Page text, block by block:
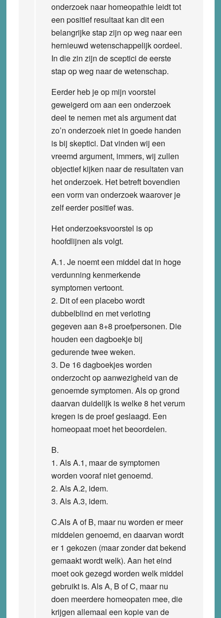
onderzoek naar homeopathie leidt tot
een positief resultaat kan dit een
belangrijke stap zijn op weg naar een
hernieuwd wetenschappelijk oordeel.
In die zin zijn de sceptici de eerste
stap op weg naar de wetenschap.
Eerder heb je op mijn voorstel
geweigerd om aan een onderzoek
deel te nemen met als argument dat
zo’n onderzoek niet in goede handen
is bij skeptici. Dat vinden wij een
vreemd argument, immers, wij zullen
objectief kijken naar de resultaten van
het onderzoek. Het betreft bovendien
een vorm van onderzoek waarover je
zelf eerder positief was.
Het onderzoeksvoorstel is op
hoofdlijnen als volgt.
A.1. Je noemt een middel dat in hoge
verdunning kenmerkende
symptomen vertoont.
2. Dit of een placebo wordt
dubbelblind en met verloting
gegeven aan 8+8 proefpersonen. Die
houden een dagboekje bij
gedurende twee weken.
3. De 16 dagboekjes worden
onderzocht op aanwezigheid van de
genoemde symptomen. Als op grond
daarvan duidelijk is welke 8 het verum
kregen is de proef geslaagd. Een
homeopaat moet het beoordelen.
B.
1. Als A.1, maar de symptomen
worden vooraf niet genoemd.
2. Als A.2, idem.
3. Als A.3, idem.
C.Als A of B, maar nu worden er meer
middelen genoemd, en daarvan wordt
er 1 gekozen (maar zonder dat bekend
gemaakt wordt welk). Aan het eind
moet ook gezegd worden welk middel
gebruikt is. Als A, B of C, maar nu
doen meerdere homeopaten mee, die
krijgen allemaal een kopie van de